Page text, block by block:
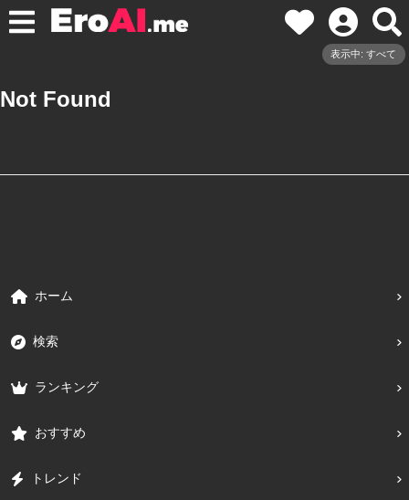
表示中: すべて
Not Found
ホーム
検索
ランキング
おすすめ
トレンド